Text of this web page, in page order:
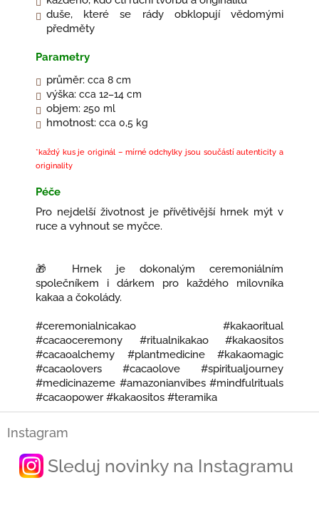
duše, které se rády obklopují vědomými
předměty
Parametry
průměr: cca 8 cm
výška: cca 12–14 cm
objem: 250 ml
hmotnost: cca 0,5 kg
*každý kus je originál – mírné odchylky jsou součástí autenticity a
originality
Péče
Pro nejdelší životnost je přívětivější hrnek mýt v
ruce a vyhnout se myčce.
🎁 Hrnek je dokonalým ceremoniálním
společníkem i dárkem pro každého milovníka
kakaa a čokolády.
#ceremonialnicakao #kakaoritual
#cacaoceremony #ritualnikakao #kakaositos
#cacaoalchemy #plantmedicine #kakaomagic
#cacaolovers #cacaolove #spiritualjourney
#medicinazeme #amazonianvibes #mindfulrituals
#cacaopower #kakaositos #teramika
Instagram
Sleduj novinky na Instagramu